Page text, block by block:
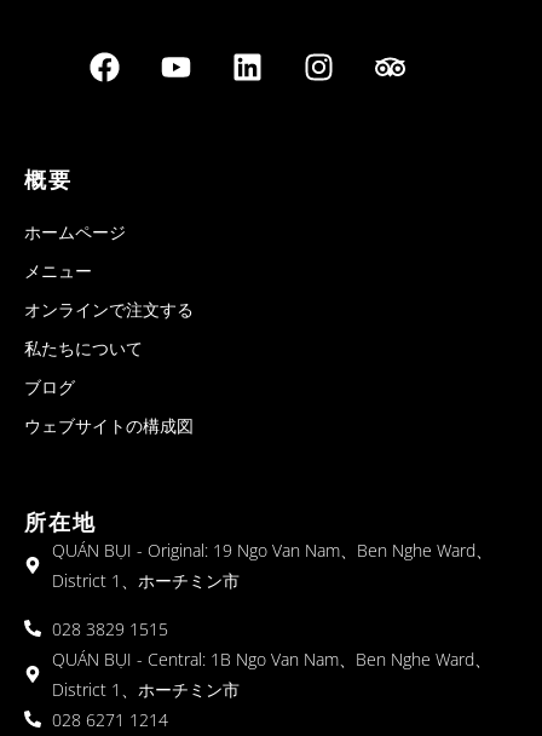
概要
ホームページ
メニュー
オンラインで注文する
私たちについて
ブログ
ウェブサイトの構成図
所在地
QUÁN BỤI - Original: 19 Ngo Van Nam、Ben Nghe Ward、
District 1、ホーチミン市
028 3829 1515
QUÁN BỤI - Central: 1B Ngo Van Nam、Ben Nghe Ward、
District 1、ホーチミン市
028 6271 1214